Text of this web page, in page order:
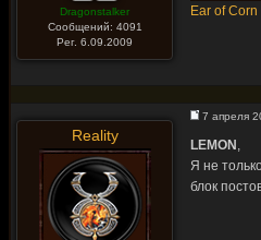
Dragonstalker
Сообщений: 4091
Рег. 6.09.2009
Ear of Corn
Reality
7 апреля
LEMON ,
Я не
блок